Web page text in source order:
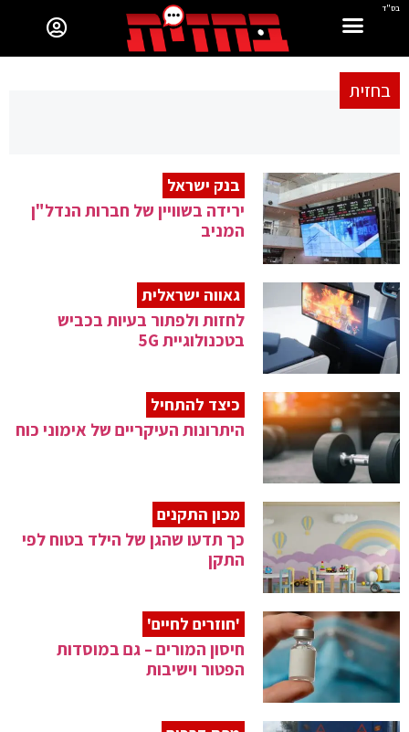
בס"ד
בחזית
בנק ישראל
ירידה בשוויין של חברות הנדל"ן
המניב
גאווה ישראלית
לחזות ולפתור בעיות בכביש
בטכנולוגיית 5G
כיצד להתחיל
היתרונות העיקריים של אימוני כוח
מכון התקנים
כך תדעו שהגן של הילד בטוח לפי
התקן
'חוזרים לחיים'
חיסון המורים – גם במוסדות
הפטור וישיבות